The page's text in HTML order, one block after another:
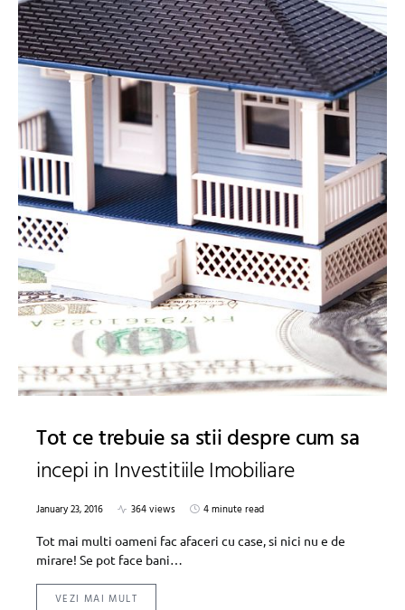
Tot ce trebuie sa stii despre cum sa
incepi in Investitiile Imobiliare
January 23, 2016 364 views
4 minute read
Tot mai multi oameni fac afaceri cu case, si nici nu e de
mirare! Se pot face bani…
VEZI MAI MULT